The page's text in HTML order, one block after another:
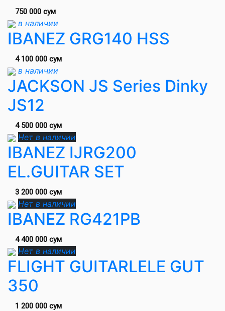
750 000 сум
в наличии
IBANEZ GRG140 HSS
4 100 000 сум
в наличии
JACKSON JS Series Dinky
JS12
4 500 000 сум
Нет в наличии
IBANEZ IJRG200
EL.GUITAR SET
3 200 000 сум
Нет в наличии
IBANEZ RG421PB
4 400 000 сум
Нет в наличии
FLIGHT GUITARLELE GUT
350
1 200 000 сум